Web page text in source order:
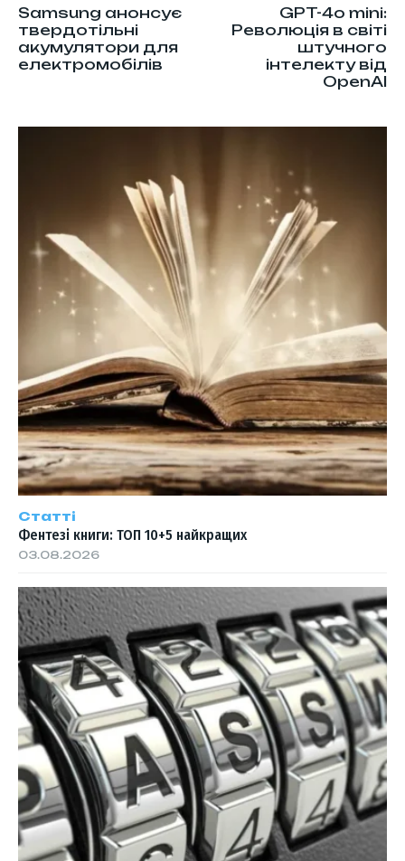
Samsung анонсує
твердотільні
акумулятори для
електромобілів
GPT-4o mini:
Революція в світі
штучного
інтелекту від
OpenAI
Статті
Фентезі книги: ТОП 10+5 найкращих
03.08.2026